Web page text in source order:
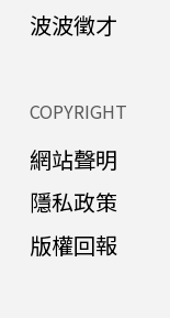
波波徵才
COPYRIGHT
網站聲明
隱私政策
版權回報